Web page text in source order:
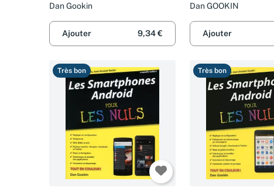
Dan Gookin
Ajouter 9,34 €
Dan GOOKIN
Ajouter
Très bon Très bon